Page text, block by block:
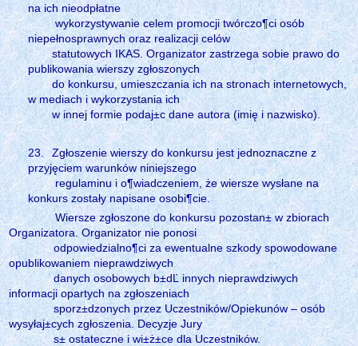
na ich nieodpłatne
wykorzystywanie celem promocji twórczo¶ci osób
niepełnosprawnych oraz realizacji celów
statutowych IKAS. Organizator zastrzega sobie prawo do
publikowania wierszy zgłoszonych
do konkursu, umieszczania ich na stronach internetowych,
w mediach i wykorzystania ich
w innej formie podaj±c dane autora (imię i nazwisko).
23.
Zgłoszenie wierszy do konkursu jest jednoznaczne z
przyjęciem warunków niniejszego
regulaminu i o¶wiadczeniem, że wiersze wysłane na
konkurs zostały napisane osobi¶cie.
Wiersze zgłoszone do konkursu pozostan± w zbiorach
Organizatora. Organizator nie ponosi
odpowiedzialno¶ci za ewentualne szkody spowodowane
opublikowaniem nieprawdziwych
danych osobowych b±dĽ innych nieprawdziwych
informacji opartych na zgłoszeniach
sporz±dzonych przez Uczestników/Opiekunów – osób
wysyłaj±cych zgłoszenia. Decyzje Jury
s± ostateczne i wi±ż±ce dla Uczestników.